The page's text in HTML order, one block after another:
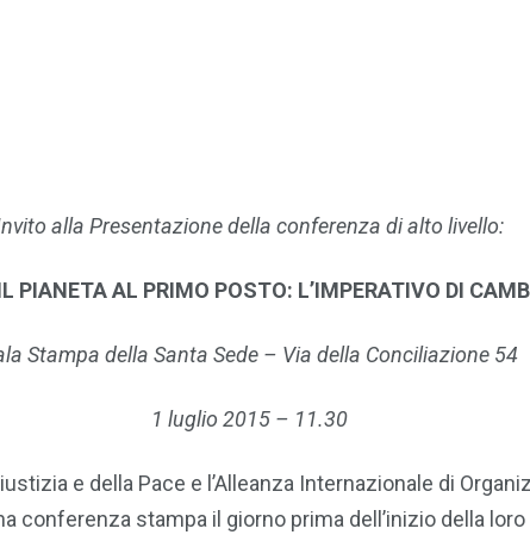
alla Presentazione della conferenza di alto livello:
PIANETA AL PRIMO POSTO: L’IMPERATIVO DI
Stampa della Santa Sede – Via della Conciliazione 54
1 luglio 2015 – 11.30
e della Pace e l’Alleanza Internazionale di
conferenza stampa il giorno prima dell’inizio della